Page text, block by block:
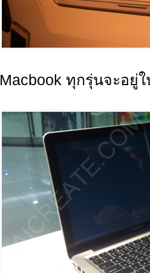
Macbook ทุกรุ่นจะอยู่